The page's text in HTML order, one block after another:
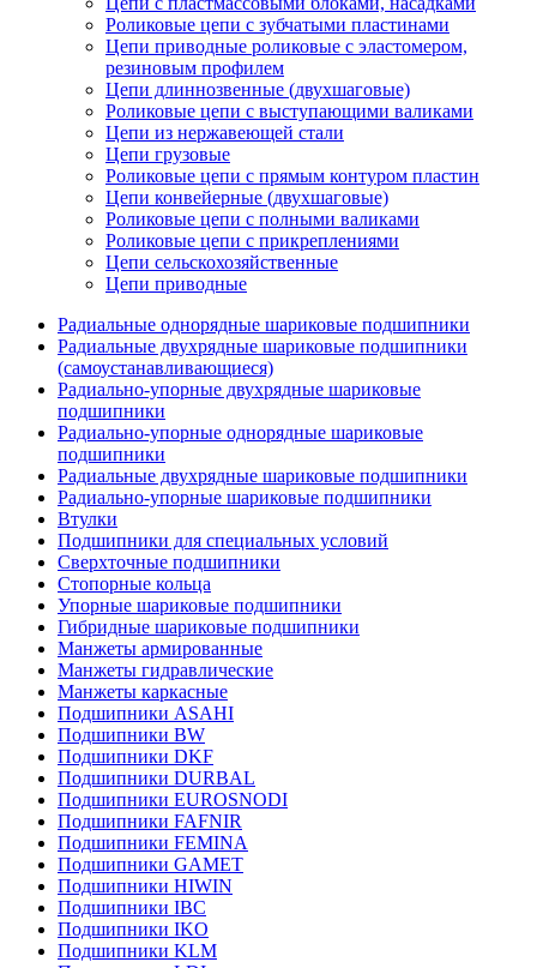
Роликовые цепи с зубчатыми пластинами
Цепи приводные роликовые с эластомером,
резиновым профилем
Цепи длиннозвенные (двухшаговые)
Роликовые цепи с выступающими валиками
Цепи из нержавеющей стали
Цепи грузовые
Роликовые цепи с прямым контуром пластин
Цепи конвейерные (двухшаговые)
Роликовые цепи с полными валиками
Роликовые цепи с прикреплениями
Цепи сельскохозяйственные
Цепи приводные
Радиальные однорядные шариковые подшипники
Радиальные двухрядные шариковые подшипники
(самоустанавливающиеся)
Радиально-упорные двухрядные шариковые
подшипники
Радиально-упорные однорядные шариковые
подшипники
Радиальные двухрядные шариковые подшипники
Радиально-упорные шариковые подшипники
Втулки
Подшипники для специальных условий
Сверхточные подшипники
Стопорные кольца
Упорные шариковые подшипники
Гибридные шариковые подшипники
Манжеты армированные
Манжеты гидравлические
Манжеты каркасные
Подшипники ASAHI
Подшипники BW
Подшипники DKF
Подшипники DURBAL
Подшипники EUROSNODI
Подшипники FAFNIR
Подшипники FEMINA
Подшипники GAMET
Подшипники HIWIN
Подшипники IBC
Подшипники IKO
Подшипники KLM